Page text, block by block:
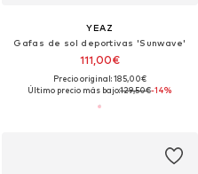
YEAZ
Gafas de sol deportivas 'Sunwave'
111,00€
Precio original: 185,00€
Último precio más bajo:129,50€-14%